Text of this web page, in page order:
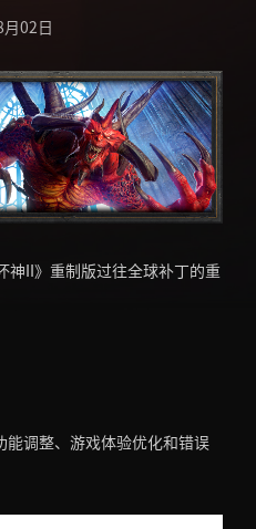
02日
神II》重制版过往全球补丁的重
调整、游戏体验优化和错误